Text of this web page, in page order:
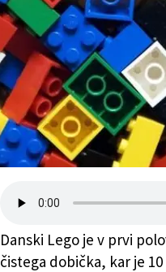
Danski Lego je v prvi
čistega dobička, kar je